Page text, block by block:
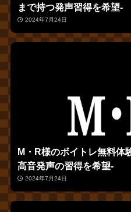
まで持つ発声習得を希望‐
2024年7月24日
M・R様のボイトレ無料体
高音発声の習得を希望‐
2024年7月24日